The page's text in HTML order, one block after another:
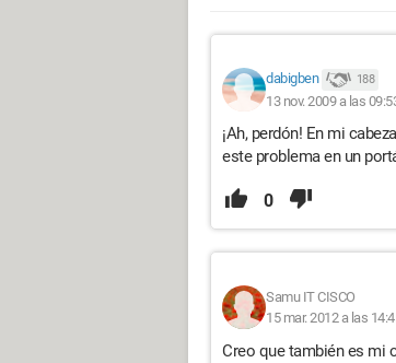
dabigben 188
13 nov. 2009 a las
¡Ah, perdón! En mi
este problema en un
0
Samu IT CISCO
15 mar. 2012 a las
Creo que también es mi